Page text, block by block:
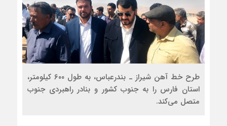
طرح خط آهن شیراز ـ بندرعباس، به طول ۶۰۰ کیلومتر،
استان فارس را به جنوب کشور و بنادر راهبردی جنوب
متصل می‌کند.